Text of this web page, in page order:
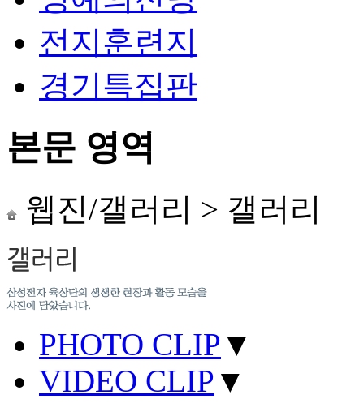
전지훈련지
경기특집판
본문 영역
웹진/갤러리 > 갤러리
PHOTO CLIP ▼
VIDEO CLIP ▼